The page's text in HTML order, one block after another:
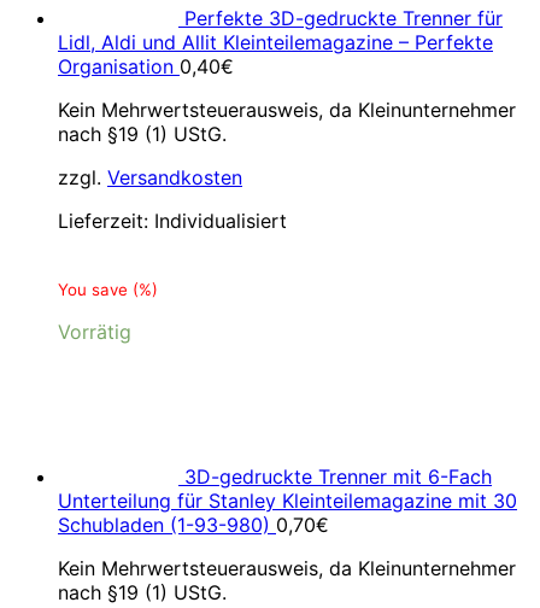
Perfekte 3D-gedruckte Trenner für
Lidl, Aldi und Allit Kleinteilemagazine – Perfekte
Organisation 0,40€
Kein Mehrwertsteuerausweis, da Kleinunternehmer
nach §19 (1) UStG.
zzgl. Versandkosten
Lieferzeit: Individualisiert
You save (%)
Vorrätig
3D-gedruckte Trenner mit 6-Fach
Unterteilung für Stanley Kleinteilemagazine mit 30
Schubladen (1-93-980) 0,70€
Kein Mehrwertsteuerausweis, da Kleinunternehmer
nach §19 (1) UStG.